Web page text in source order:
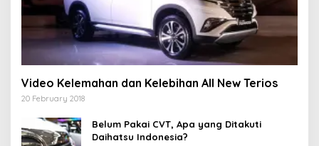
Video Kelemahan dan Kelebihan All New Terios
20 February 2018
Belum Pakai CVT, Apa yang Ditakuti
Daihatsu Indonesia?